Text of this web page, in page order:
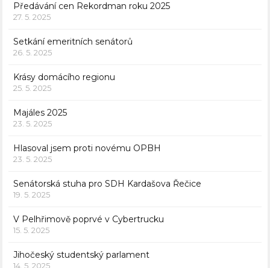
Předávání cen Rekordman roku 2025
27. 5. 2025
Setkání emeritních senátorů
26. 5. 2025
Krásy domácího regionu
25. 5. 2025
Majáles 2025
23. 5. 2025
Hlasoval jsem proti novému OPBH
23. 5. 2025
Senátorská stuha pro SDH Kardašova Řečice
19. 5. 2025
V Pelhřimově poprvé v Cybertrucku
15. 5. 2025
Jihočeský studentský parlament
14. 5. 2025